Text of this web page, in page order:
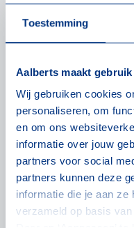
Toestemming
Aalberts maakt
Wij gebruiken cookies
personaliseren, om
en om ons
informatie over jouw
partners voor social
partners kunnen deze
informatie die je aan ze
verzameld op basis